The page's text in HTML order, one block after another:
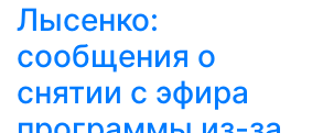
Лысенко:
сообщения о
снятии с эфира